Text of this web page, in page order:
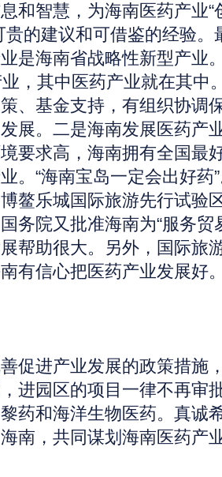
和智慧，为海南医药产业“
贵的建议和可借鉴的经验
是海南省战略性新型产业
，其中医药产业就在其中
、基金支持，有组织协调
展。二是海南发展医药产
要求高，海南拥有全国最
。“海南宝岛一定会出好药
鳌乐城国际旅游先行试验
务院又批准海南为“服务贸
帮助很大。另外，国际旅
有信心把医药产业发展好
促进产业发展的政策措施
进园区的项目一律不再审
药和海洋生物医药。真诚
南，共同谋划海南医药产